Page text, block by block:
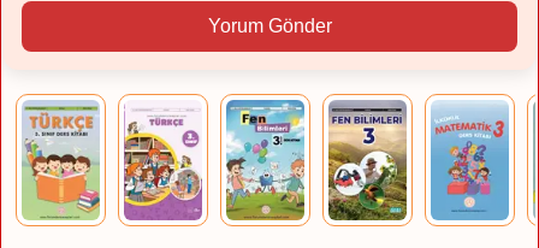
Yorum Gönder